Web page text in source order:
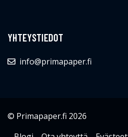
YHTEYSTIEDOT
info@primapaper.fi
© Primapaper.fi 2026